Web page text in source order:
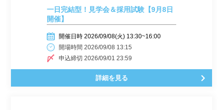
一日完結型！見学会＆採用試験【9月8日
開催】
開催日時 2026/09/08(火) 13:30~16:00
開場時間 2026/09/08 13:15
申込締切 2026/09/01 23:59
詳細を見る